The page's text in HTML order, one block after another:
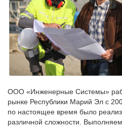
ООО «Инженерные Системы»
рынке Республики Марий Эл с
по настоящее время было
различной сложности.